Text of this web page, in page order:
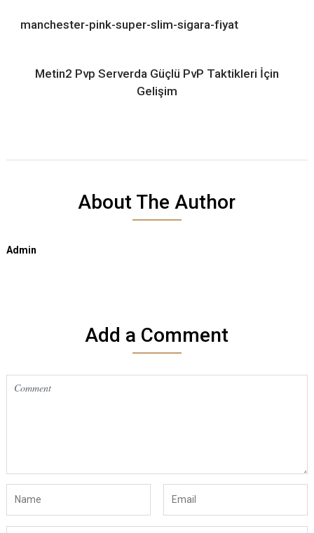
manchester-pink-super-slim-sigara-fiyat
Metin2 Pvp Serverda Güçlü PvP Taktikleri İçin
Gelişim
About The Author
Admin
Add a Comment